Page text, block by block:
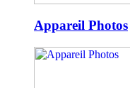
Appareil Photos